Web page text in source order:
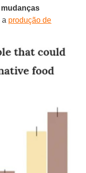
mudanças
a produção de